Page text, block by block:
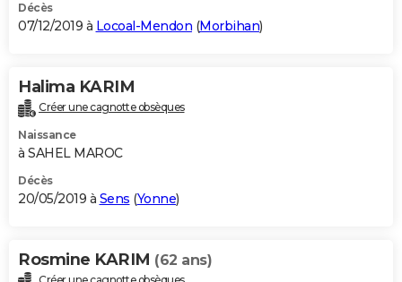
Décès
07/12/2019 à Locoal-Mendon (Morbihan)
Halima KARIM
Créer une cagnotte obsèques
Naissance
à SAHEL MAROC
Décès
20/05/2019 à Sens (Yonne)
Rosmine KARIM (62 ans)